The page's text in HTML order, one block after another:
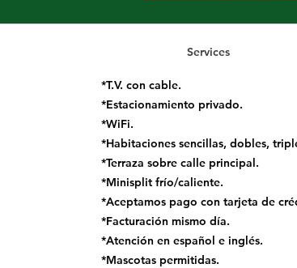
Services
*T.V. con cable.
*Estacionamiento privado.
*WiFi.
*Habitaciones sencillas, dobles,
*Terraza sobre calle principal.
*Minisplit frío/caliente.
*Aceptamos pago con tarjeta de
*Facturación mismo día.
*Atención en español e inglés.
*Mascotas permitidas.